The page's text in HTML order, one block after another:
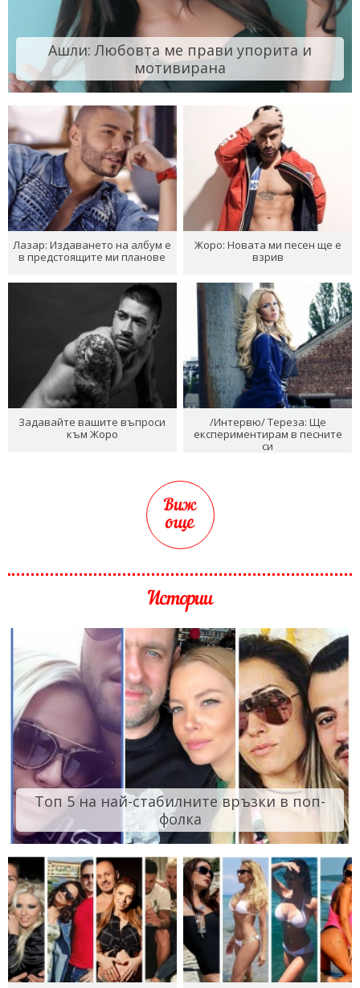
Ашли: Любовта ме прави упорита и
мотивирана
Лазар: Издаването на албум е
в предстоящите ми планове
Жоро: Новата ми песен ще е
взрив
Задавайте вашите въпроси
към Жоро
/Интервю/ Тереза: Ще
експериментирам в песните
си
Виж
още
Истории
Топ 5 на най-стабилните връзки в поп-
фолка